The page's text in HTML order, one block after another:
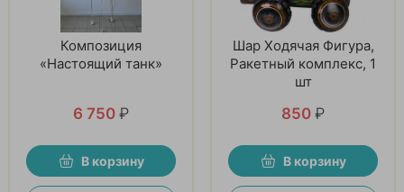
Композиция
«Настоящий танк»
6 750 ₽
В корзину
Шар Ходячая Фигура,
Ракетный комплекс, 1
шт
850 ₽
В корзину